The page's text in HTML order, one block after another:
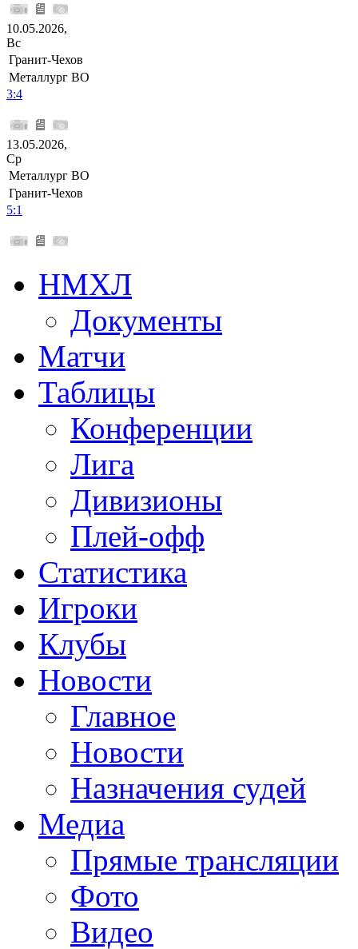
10.05.2026,
Вс
Гранит-Чехов
Металлург ВО
3:4
13.05.2026,
Ср
Металлург ВО
Гранит-Чехов
5:1
НМХЛ
Документы
Матчи
Таблицы
Конференции
Лига
Дивизионы
Плей-офф
Статистика
Игроки
Клубы
Новости
Главное
Новости
Назначения судей
Медиа
Прямые трансляции
Фото
Видео